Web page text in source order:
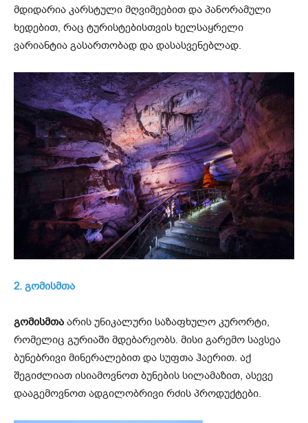
მდიდარია კარსტული მღვიმეებით და პანორამული
ხედებით, რაც ტურისტებისთვის ხელსაყრელი
ვარიანტია გასართობად და დასასვენებლად.
2. გომისმთა
გომისმთა არის უნიკალური საზაფხულო კურორტი,
რომელიც გურიაში მდებარეობს. მისი გარემო სავსეა
ბუნებრივი მინერალებით და სუფთა ჰაერით. აქ
შეგიძლიათ ისიამოვნოთ ბუნების სილამაზით, ასევე
დააგემოვნოთ ადგილობრივი რძის პროდუქტები.